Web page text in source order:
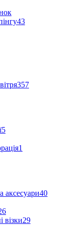
43
357
5
1
аксесуари40
візки29